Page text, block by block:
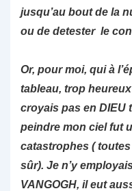
jusqu’au bout de la
ou de detester le
Or, pour moi, qui à
tableau, trop
croyais pas en DIEU
peindre mon ciel fut
catastrophes (
sûr). Je n’y
VANGOGH, il eut